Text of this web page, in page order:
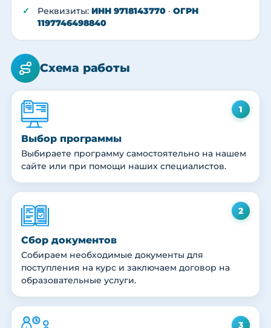
Реквизиты: ИНН 9718143770 · ОГРН
1197746498840
Схема работы
1
Выбор программы
Выбираете программу самостоятельно на нашем
сайте или при помощи наших специалистов.
2
Сбор документов
Собираем необходимые документы для
поступления на курс и заключаем договор на
образовательные услуги.
3